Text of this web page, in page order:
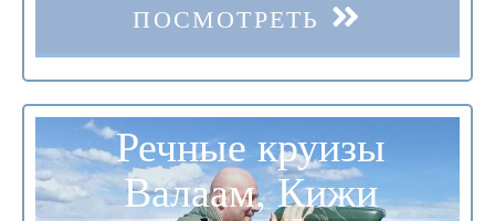
ПОСМОТРЕТЬ
Речные круизы
Валаам, Кижи